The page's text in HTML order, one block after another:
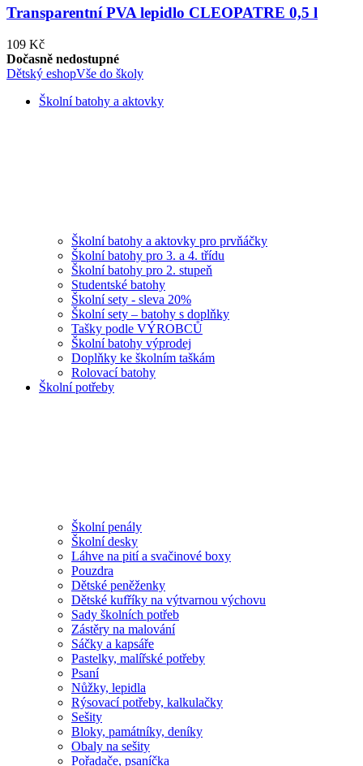
Transparentní PVA lepidlo CLEOPATRE 0,5 l
109 Kč
Dočasně nedostupné
Dětský eshopVše do školy
Školní batohy a aktovky
Školní batohy a aktovky pro prvňáčky
Školní batohy pro 3. a 4. třídu
Školní batohy pro 2. stupeň
Studentské batohy
Školní sety - sleva 20%
Školní sety – batohy s doplňky
Tašky podle VÝROBCŮ
Školní batohy výprodej
Doplňky ke školním taškám
Rolovací batohy
Školní potřeby
Školní penály
Školní desky
Láhve na pití a svačinové boxy
Pouzdra
Dětské peněženky
Dětské kufříky na výtvarnou výchovu
Sady školních potřeb
Zástěry na malování
Sáčky a kapsáře
Pastelky, malířské potřeby
Psaní
Nůžky, lepidla
Rýsovací potřeby, kalkulačky
Sešity
Bloky, památníky, deníky
Obaly na sešity
Pořadače, psaníčka